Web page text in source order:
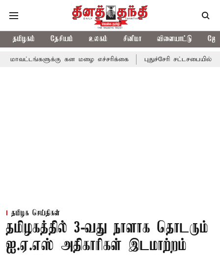
தமிழகம் தேசியம் உலகம் சினிமா விளையாட்டு
கன மழை எச்சரிக்கை புதுச்சேரி சட்டசபையில் வரும்
தமிழக செய்திகள்
தமிழகத்தில் 3-வது நாளாக தொடரும்
ஐ.ஏ.எஸ் அதிகாரிகள் இடமாற்றம்